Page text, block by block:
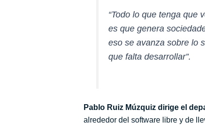
“Todo lo que tenga que
es que genera
eso se avanza sobre lo
que falta desarrollar”.
Pablo Ruiz Múzquiz dirige el
alrededor del software libre y de